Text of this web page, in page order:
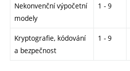
Nekonvenční výpočetní
modely
1 - 9
Kryptografie, kódování
a bezpečnost
1 - 9